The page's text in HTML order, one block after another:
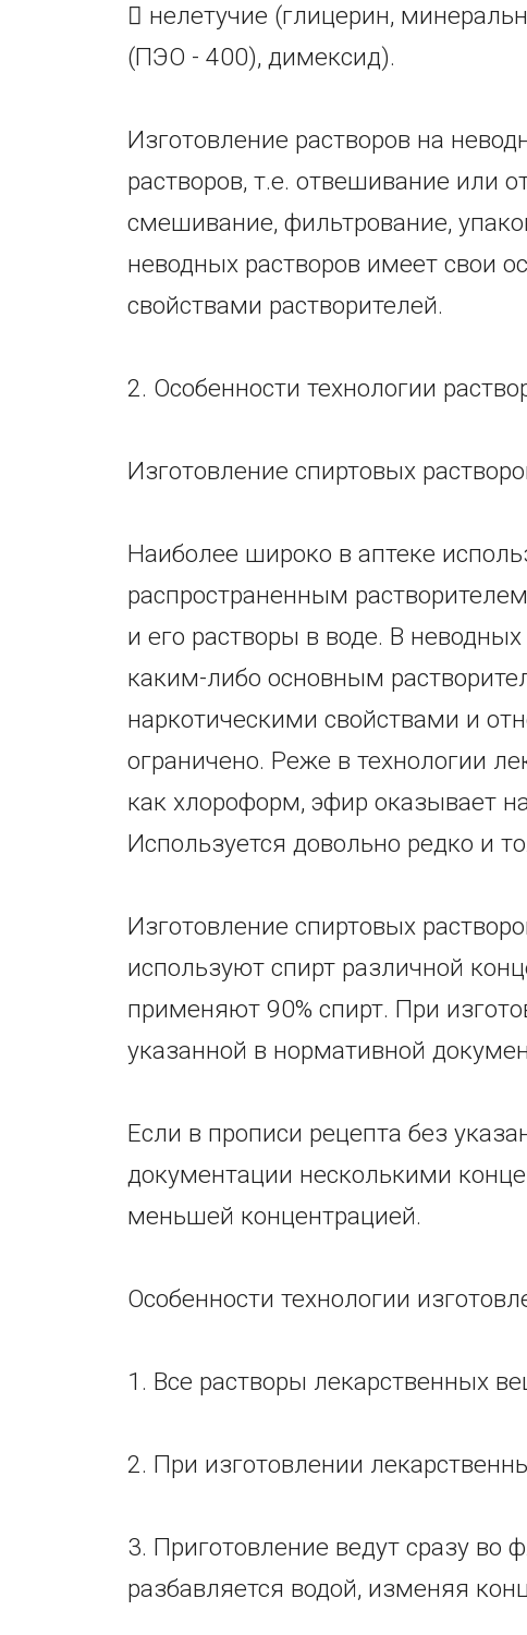
 нелетучие (глицерин,
(ПЭО - 400), димексид).
Изготовление растворов на
растворов, т.е. отвешивание или
смешивание, фильтрование,
неводных растворов имеет свои
свойствами растворителей.
2. Особенности технологии
Изготовление спиртовых
Наиболее широко в аптеке
распространенным
и его растворы в воде. В
каким-либо основным
наркотическими свойствами и
ограничено. Реже в технологии
как хлороформ, эфир оказывает
Используется довольно редко и
Изготовление спиртовых
используют спирт различной
применяют 90% спирт. При
указанной в нормативной
Если в прописи рецепта без
документации несколькими
меньшей концентрацией.
Особенности технологии
1. Все растворы лекарственных
2. При изготовлении
3. Приготовление ведут сразу во
разбавляется водой, изменяя